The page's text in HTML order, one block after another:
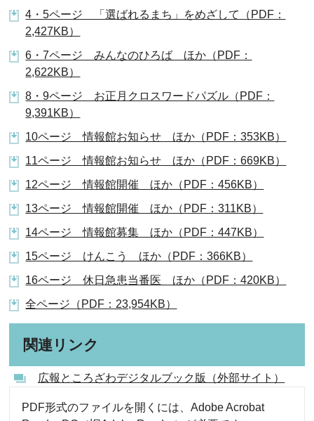
4・5ページ 「選ばれるまち」をめざして（PDF：
2,427KB）
6・7ページ みんなのひろば ほか（PDF：
2,622KB）
8・9ページ お正月クロスワードパズル（PDF：
9,391KB）
10ページ 情報館お知らせ ほか（PDF：353KB）
11ページ 情報館お知らせ ほか（PDF：669KB）
12ページ 情報館開催 ほか（PDF：456KB）
13ページ 情報館開催 ほか（PDF：311KB）
14ページ 情報館募集 ほか（PDF：447KB）
15ページ けんこう ほか（PDF：366KB）
16ページ 休日急患当番医 ほか（PDF：420KB）
全ページ（PDF：23,954KB）
関連リンク
広報ところざわデジタルブック版（外部サイト）
PDF形式のファイルを開くには、Adobe Acrobat